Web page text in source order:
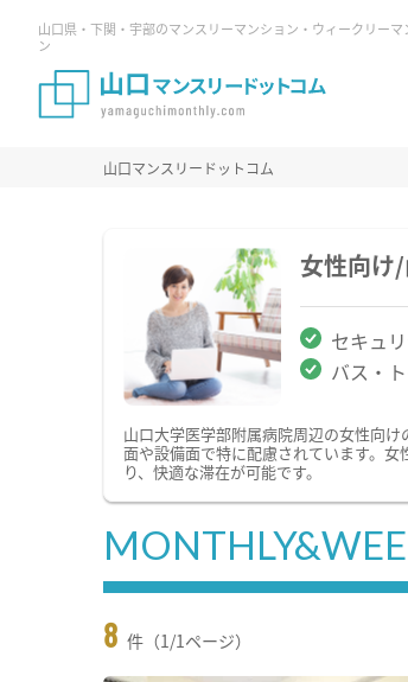
山口県・下関・宇部のマンスリーマンション・ウィークリーマ
ン
山口マンスリードットコム
女性向け
セキュ
バス・
山口大学医学部附属病院周辺の女性向
面や設備面で特に配慮されています。
り、快適な滞在が可能です。
8 件（1/1ページ）